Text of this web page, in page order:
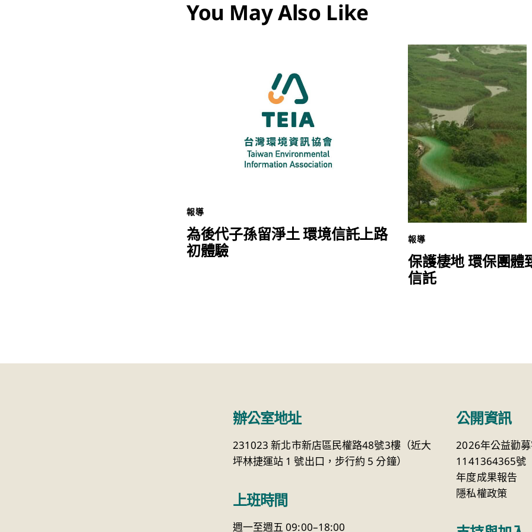
You May Also Like
報導
為後代子孫留淨土 環境信託上路
初體驗
報導
保護棲地 環保團體
信託
辦公室地址
231023 新北市新店區民權路48號3樓（近大
坪林捷運站 1 號出口，步行約 5 分鐘）
上班時間
週一至週五 09:00–18:00
公開資訊
2026年公益勸
1141364365號
年度成果報告
隱私權政策